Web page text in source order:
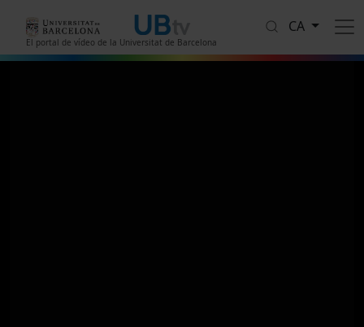
El portal de vídeo de la Universitat de Barcelona
CA